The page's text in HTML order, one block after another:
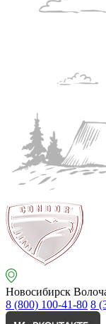
Новосибирск
8 (800) 100-41-80 8